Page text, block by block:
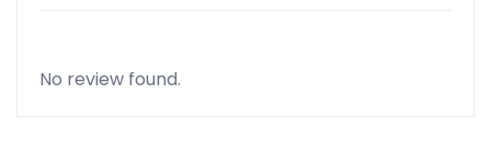
No review found.